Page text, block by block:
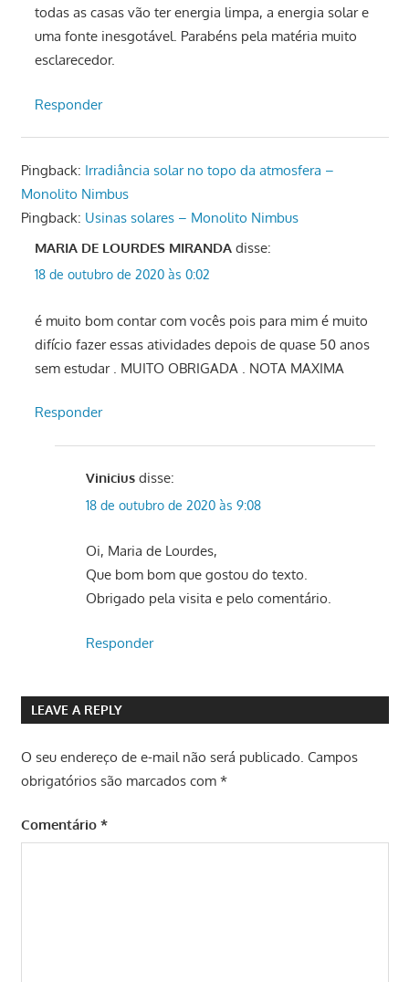
todas as casas vão ter energia limpa, a energia solar e
uma fonte inesgotável. Parabéns pela matéria muito
esclarecedor.
Responder
Pingback: Irradiância solar no topo da atmosfera –
Monolito Nimbus
Pingback: Usinas solares – Monolito Nimbus
MARIA DE LOURDES MIRANDA disse:
18 de outubro de 2020 às 0:02
é muito bom contar com vocês pois para mim é muito
difício fazer essas atividades depois de quase 50 anos
sem estudar . MUITO OBRIGADA . NOTA MAXIMA
Responder
Vinicius disse:
18 de outubro de 2020 às 9:08
Oi, Maria de Lourdes,
Que bom bom que gostou do texto.
Obrigado pela visita e pelo comentário.
Responder
LEAVE A REPLY
O seu endereço de e-mail não será publicado. Campos
obrigatórios são marcados com *
Comentário *